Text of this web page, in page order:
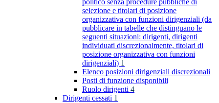
politico senza procedure pubbliche di
selezione e titolari di posizione
organizzativa con funzioni dirigenziali (da
pubblicare in tabelle che distinguano le
seguenti situazioni: dirigenti, dirigenti
individuati discrezionalmente, titolari di
posizione organizzativa con funzioni
dirigenziali) 1
Elenco posizioni dirigenziali discrezionali
Posti di funzione disponibili
Ruolo dirigenti 4
Dirigenti cessati 1